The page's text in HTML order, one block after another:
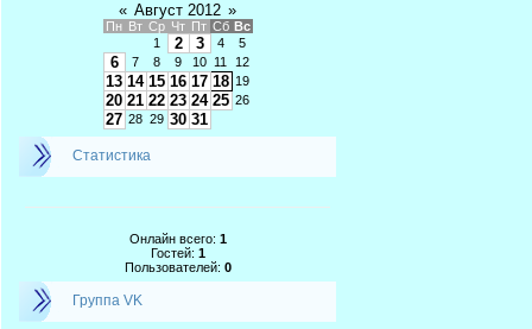
« Август 2012 »
Пн Вт Ср Чт Пт Сб Вс
1
2 3 4 5
6 7 8 9 10 11 12
13 14 15 16 17 18 19
20 21 22 23 24 25 26
27 28 29 30 31
Статистика
Онлайн всего: 1
Гостей: 1
Пользователей: 0
Группа VK